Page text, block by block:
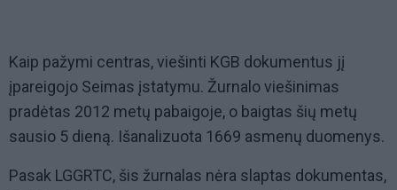
Kaip pažymi centras, viešinti KGB dokumentus jį
įpareigojo Seimas įstatymu. Žurnalo viešinimas
pradėtas 2012 metų pabaigoje, o baigtas šių metų
sausio 5 dieną. Išanalizuota 1669 asmenų duomenys.
Pasak LGGRTC, šis žurnalas nėra slaptas dokumentas,